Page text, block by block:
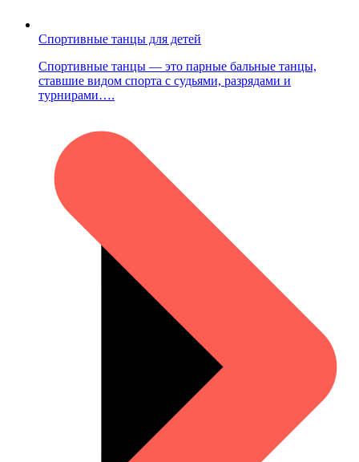
Спортивные танцы для детей
Спортивные танцы — это парные бальные танцы,
ставшие видом спорта с судьями, разрядами и
турнирами….